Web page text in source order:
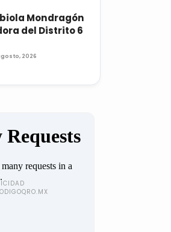
Mondragón
del Distrito 6
2026